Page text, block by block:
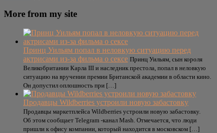
More from my site
Принц Уильям попал в неловкую ситуацию перед
актрисами из-за фильма о сексе Принц Уильям, сын короля
Великобритании Карла III и наследник престола, попал в неловкую
ситуацию на вручении премии Британской академии в области кино.
Он допустил оплошность при […]
Продавцы Wildberries устроили новую забастовку
Продавцы маркетплейса Wildberries устроили новую забастовку.
Об этом сообщает Telegram -канал Mash. Отмечается, что люди
пришли к офису компании, который находится в московском […]